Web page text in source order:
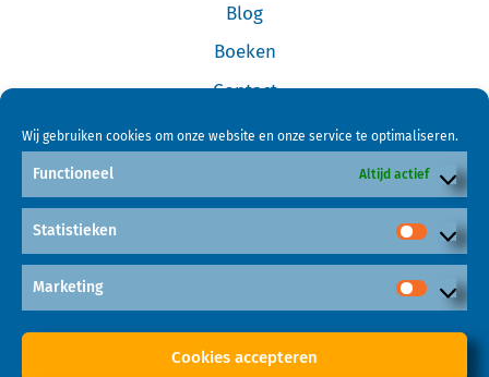
Wij gebruiken cookies om onze website en onze service te optimaliseren.
Functioneel Altijd actief
Statistieken
Marketing
Cookies accepteren
Blog
Boeken
Contact
Cookiebeleid (EU)
Forum
Online Cursus Investeren in Garageboxen